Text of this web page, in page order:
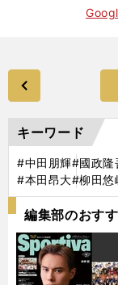
キーワード
#中田朋輝#國政隆
#本田昂大#柳田悠
編集部のおす